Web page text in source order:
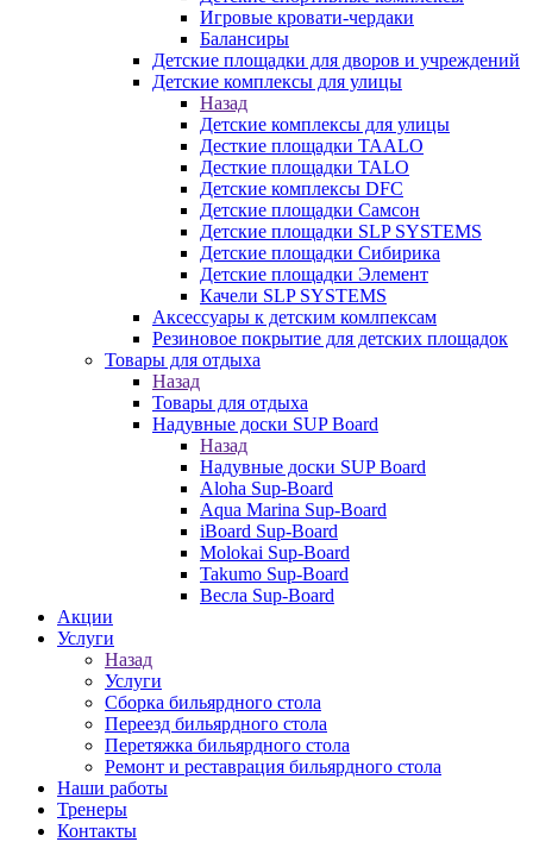
Игровые кровати-чердаки
Балансиры
Детские площадки для дворов и учреждений
Детские комплексы для улицы
Назад
Детские комплексы для улицы
Десткие площадки TAALO
Десткие площадки TALO
Детские комплексы DFC
Детские площадки Самсон
Детские площадки SLP SYSTEMS
Детские площадки Сибирика
Детские площадки Элемент
Качели SLP SYSTEMS
Аксессуары к детским комлпексам
Резиновое покрытие для детских площадок
Товары для отдыха
Назад
Товары для отдыха
Надувные доски SUP Board
Назад
Надувные доски SUP Board
Aloha Sup-Board
Aqua Marina Sup-Board
iBoard Sup-Board
Molokai Sup-Board
Takumo Sup-Board
Весла Sup-Board
Акции
Услуги
Назад
Услуги
Сборка бильярдного стола
Переезд бильярдного стола
Перетяжка бильярдного стола
Ремонт и реставрация бильярдного стола
Наши работы
Тренеры
Контакты